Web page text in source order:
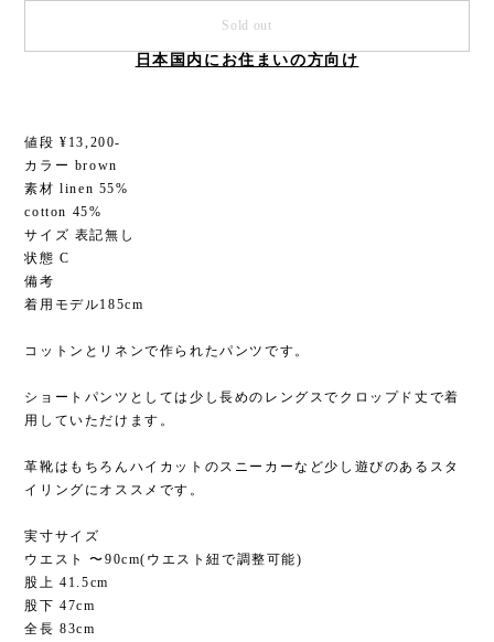
Sold out
日本国内にお住まいの方向け
値段 ¥13,200-
カラー brown
素材 linen 55%
cotton 45%
サイズ 表記無し
状態 C
備考
着用モデル185cm
コットンとリネンで作られたパンツです。
ショートパンツとしては少し長めのレングスでクロップド丈で着
用していただけます。
革靴はもちろんハイカットのスニーカーなど少し遊びのあるスタ
イリングにオススメです。
実寸サイズ
ウエスト 〜90cm(ウエスト紐で調整可能)
股上 41.5cm
股下 47cm
全長 83cm